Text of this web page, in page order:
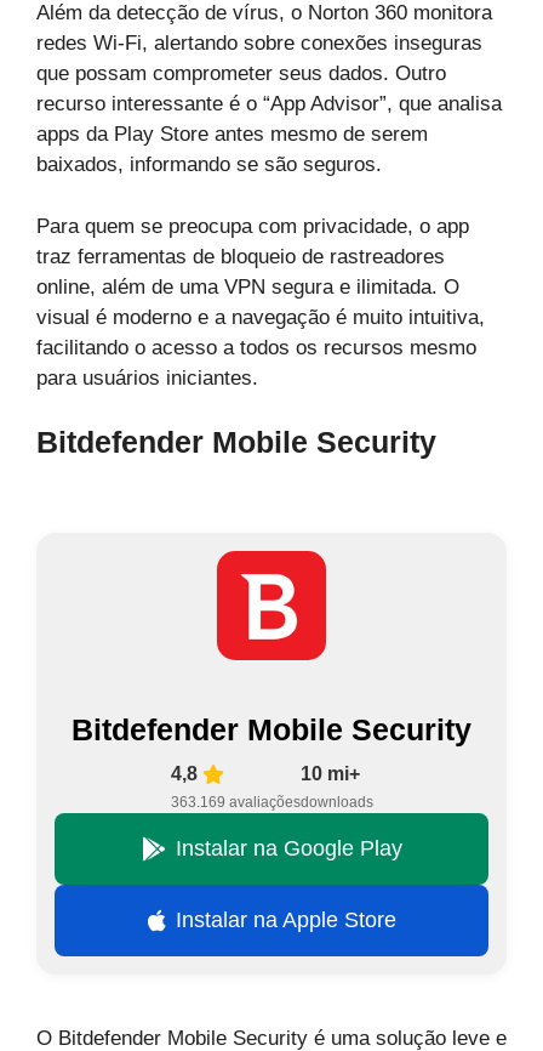
Além da detecção de vírus, o Norton 360 monitora
redes Wi-Fi, alertando sobre conexões inseguras
que possam comprometer seus dados. Outro
recurso interessante é o “App Advisor”, que analisa
apps da Play Store antes mesmo de serem
baixados, informando se são seguros.
Para quem se preocupa com privacidade, o app
traz ferramentas de bloqueio de rastreadores
online, além de uma VPN segura e ilimitada. O
visual é moderno e a navegação é muito intuitiva,
facilitando o acesso a todos os recursos mesmo
para usuários iniciantes.
Bitdefender Mobile Security
Bitdefender Mobile Security
4,8
363.169 avaliações
10 mi+
downloads
Instalar na Google Play
Instalar na Apple Store
O Bitdefender Mobile Security é uma solução leve e